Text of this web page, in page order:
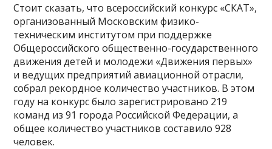
Стоит сказать, что всероссийский конкурс «СКАТ»,
организованный Московским физико-
техническим институтом при поддержке
Общероссийского общественно-государственного
движения детей и молодежи «Движения первых»
и ведущих предприятий авиационной отрасли,
собрал рекордное количество участников. В этом
году на конкурс было зарегистрировано 219
команд из 91 города Российской Федерации, а
общее количество участников составило 928
человек.